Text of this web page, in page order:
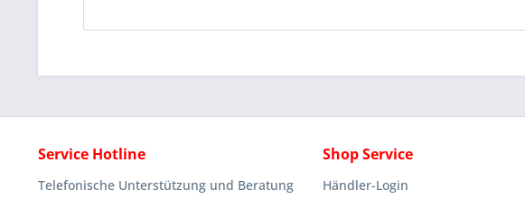
Service Hotline
Telefonische Unterstützung und Beratung
Shop Service
Händler-Login